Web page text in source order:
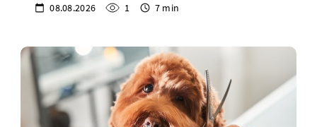
08.08.2026 1 7 min